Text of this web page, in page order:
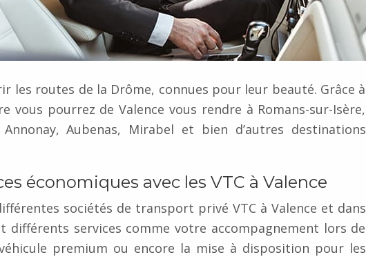
les routes de la Drôme, connues pour leur beauté. Grâce à
vous pourrez de Valence vous rendre à Romans-sur-Isère,
Aubenas, Mirabel et bien d’autres destinations
économiques avec les VTC à Valence
sociétés de transport privé VTC à Valence et dans
différents services comme votre accompagnement lors de
premium ou encore la mise à disposition pour les